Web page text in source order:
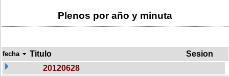
Plenos por año y minuta
fecha Titulo
Sesion
20120628